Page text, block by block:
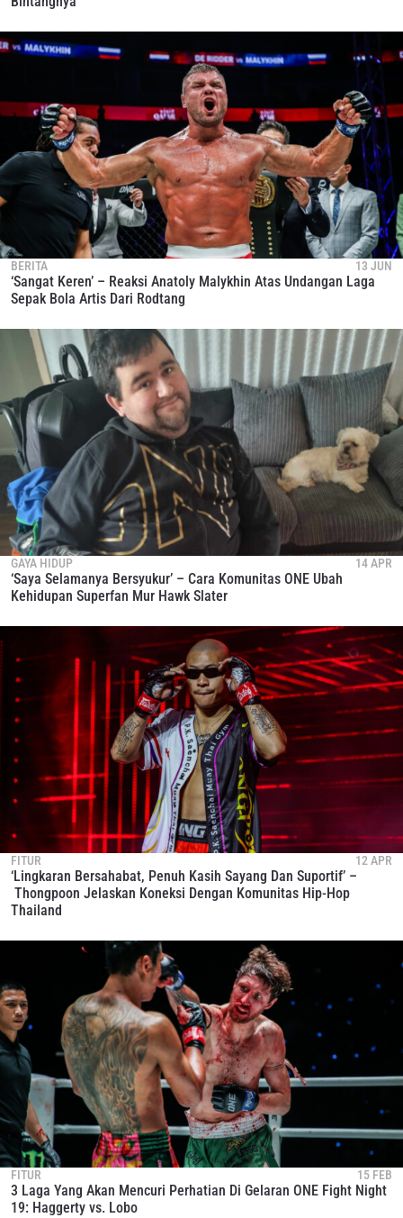
BERITA 13 JUN
‘Sangat Keren’ – Reaksi Anatoly Malykhin Atas Undangan Laga
Sepak Bola Artis Dari Rodtang
GAYA HIDUP 14 APR
‘Saya Selamanya Bersyukur’ – Cara Komunitas ONE Ubah
Kehidupan Superfan Mur Hawk Slater
FITUR 12 APR
‘Lingkaran Bersahabat, Penuh Kasih Sayang Dan Suportif’ –
Thongpoon Jelaskan Koneksi Dengan Komunitas Hip-Hop
Thailand
FITUR 15 FEB
3 Laga Yang Akan Mencuri Perhatian Di Gelaran ONE Fight Night
19: Haggerty vs. Lobo